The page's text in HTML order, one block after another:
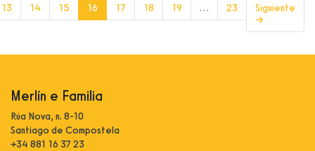
13 14 15 16 (current)
17 18 19 … 23
Siguiente
→
Merlín e Familia
Rúa Nova, n. 8-10
Santiago de Compostela
+34 881 16 37 23